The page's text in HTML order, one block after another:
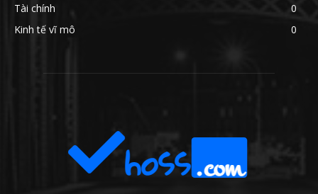
Tài chính
0
Kinh tế vĩ mô
0